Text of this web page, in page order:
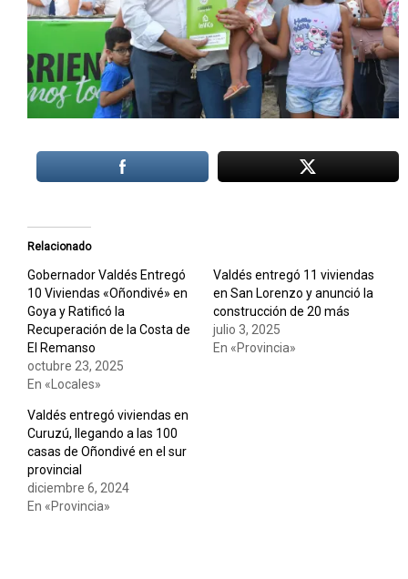
Relacionado
Gobernador Valdés Entregó
10 Viviendas «Oñondivé» en
Goya y Ratificó la
Recuperación de la Costa de
El Remanso
octubre 23, 2025
En «Locales»
Valdés entregó 11 viviendas
en San Lorenzo y anunció la
construcción de 20 más
julio 3, 2025
En «Provincia»
Valdés entregó viviendas en
Curuzú, llegando a las 100
casas de Oñondivé en el sur
provincial
diciembre 6, 2024
En «Provincia»